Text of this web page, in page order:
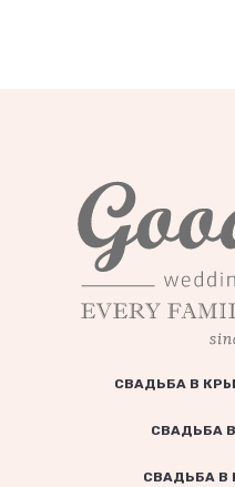
СВАДЬБА В
СВАДЬБА
СВАДЬБА В